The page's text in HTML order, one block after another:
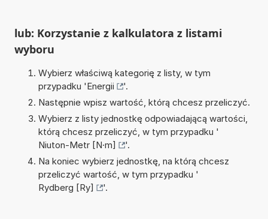
lub: Korzystanie z kalkulatora z listami
wyboru
Wybierz właściwą kategorię z listy, w tym
przypadku 'Energii
'.
Następnie wpisz wartość, którą chcesz przeliczyć.
Wybierz z listy jednostkę odpowiadającą wartości,
którą chcesz przeliczyć, w tym przypadku '
Niuton-Metr [N·m]
'.
Na koniec wybierz jednostkę, na którą chcesz
przeliczyć wartość, w tym przypadku '
Rydberg [Ry]
'.